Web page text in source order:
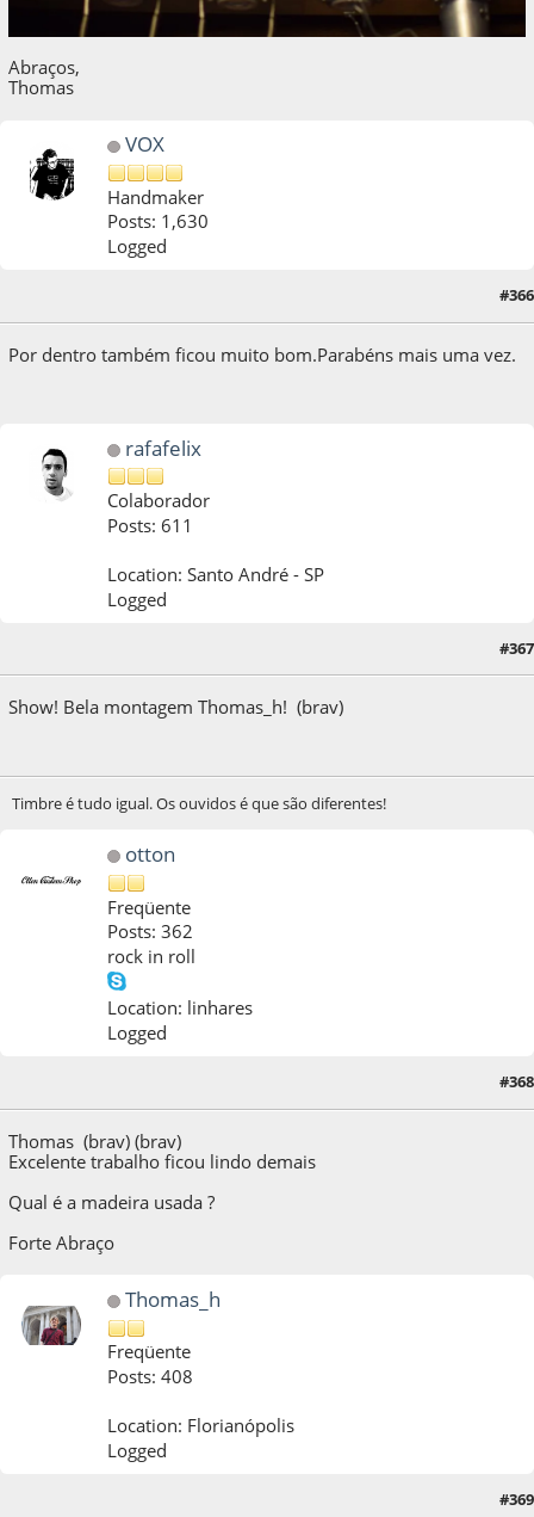
Abraços,
Thomas
VOX
Handmaker
Posts: 1,630
Logged
#366
Por dentro também ficou muito bom.Parabéns mais uma vez.
rafafelix
Colaborador
Posts: 611
Location: Santo André - SP
Logged
#367
Show! Bela montagem Thomas_h! (brav)
Timbre é tudo igual. Os ouvidos é que são diferentes!
otton
Freqüente
Posts: 362
rock in roll
Location: linhares
Logged
: 28 de October de 2014, as 14:20:09#368
Thomas (brav) (brav)
Excelente trabalho ficou lindo demais
Qual é a madeira usada ?
Forte Abraço
Thomas_h
Freqüente
Posts: 408
Location: Florianópolis
Logged
#369